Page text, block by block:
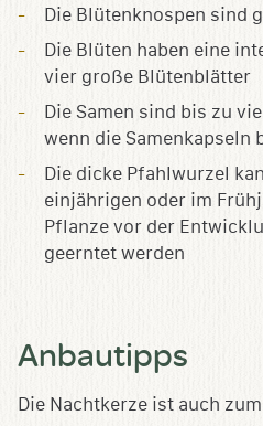
Die Blütenknospen sind
Die Blüten haben eine
vier große Blütenblätter
Die Samen sind bis zu
wenn die Samenkapseln
Die dicke Pfahlwurzel
einjährigen oder im
Pflanze vor der
geerntet werden
Anbautipps
Die Nachtkerze ist auch